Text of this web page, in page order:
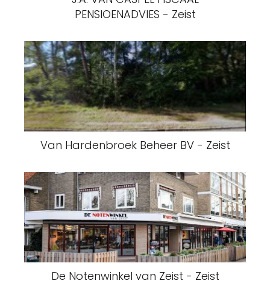
PENSIOENADVIES - Zeist
Van Hardenbroek Beheer BV - Zeist
De Notenwinkel van Zeist - Zeist